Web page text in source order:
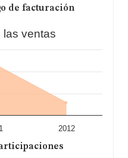
de facturación
las ventas
2012